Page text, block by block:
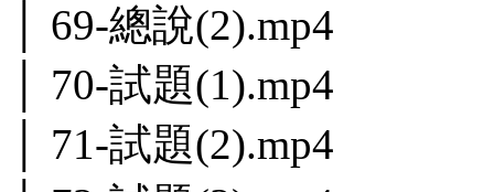
│ 69-總說(2).mp4
│ 70-試題(1).mp4
│ 71-試題(2).mp4